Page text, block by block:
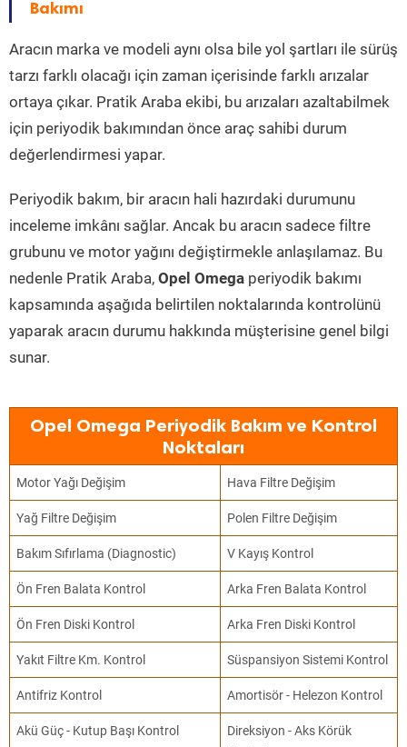
Bakımı
Aracın marka ve modeli aynı olsa bile yol şartları ile sürüş
tarzı farklı olacağı için zaman içerisinde farklı arızalar
ortaya çıkar. Pratik Araba ekibi, bu arızaları azaltabilmek
için periyodik bakımından önce araç sahibi durum
değerlendirmesi yapar.
Periyodik bakım, bir aracın hali hazırdaki durumunu
inceleme imkânı sağlar. Ancak bu aracın sadece filtre
grubunu ve motor yağını değiştirmekle anlaşılamaz. Bu
nedenle Pratik Araba, Opel Omega periyodik bakımı
kapsamında aşağıda belirtilen noktalarında kontrolünü
yaparak aracın durumu hakkında müşterisine genel bilgi
sunar.
Opel Omega Periyodik Bakım ve Kontrol
Noktaları
Motor Yağı Değişim Hava Filtre Değişim
Yağ Filtre Değişim Polen Filtre Değişim
Bakım Sıfırlama (Diagnostic) V Kayış Kontrol
Ön Fren Balata Kontrol Arka Fren Balata Kontrol
Ön Fren Diski Kontrol Arka Fren Diski Kontrol
Yakıt Filtre Km. Kontrol Süspansiyon Sistemi Kontrol
Antifriz Kontrol Amortisör - Helezon Kontrol
Akü Güç - Kutup Başı Kontrol
Direksiyon - Aks Körük